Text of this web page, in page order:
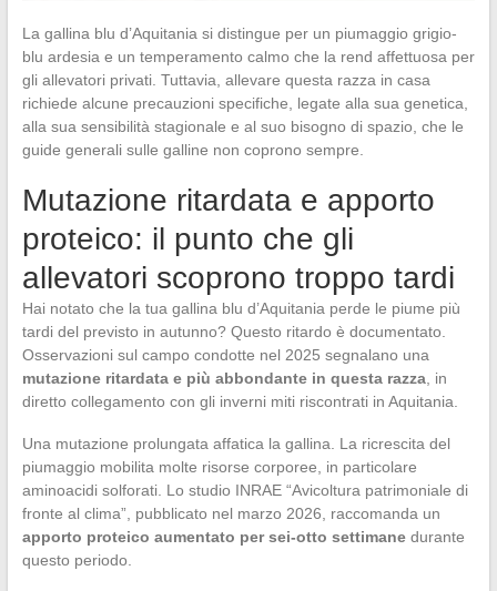
La gallina blu d’Aquitania si distingue per un piumaggio grigio-
blu ardesia e un temperamento calmo che la rend affettuosa per
gli allevatori privati. Tuttavia, allevare questa razza in casa
richiede alcune precauzioni specifiche, legate alla sua genetica,
alla sua sensibilità stagionale e al suo bisogno di spazio, che le
guide generali sulle galline non coprono sempre.
Mutazione ritardata e apporto
proteico: il punto che gli
allevatori scoprono troppo tardi
Hai notato che la tua gallina blu d’Aquitania perde le piume più
tardi del previsto in autunno? Questo ritardo è documentato.
Osservazioni sul campo condotte nel 2025 segnalano una
mutazione ritardata e più abbondante in questa razza, in
diretto collegamento con gli inverni miti riscontrati in Aquitania.
Una mutazione prolungata affatica la gallina. La ricrescita del
piumaggio mobilita molte risorse corporee, in particolare
aminoacidi solforati. Lo studio INRAE “Avicoltura patrimoniale di
fronte al clima”, pubblicato nel marzo 2026, raccomanda un
apporto proteico aumentato per sei-otto settimanedurante
questo periodo.